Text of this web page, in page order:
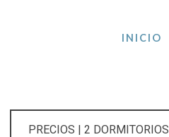
INICIO
PRECIOS | 2 DORMITORIOS